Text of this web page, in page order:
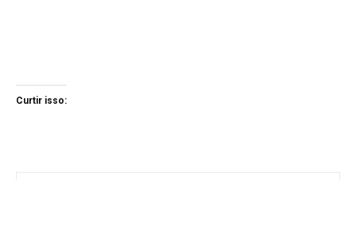
Curtir isso: